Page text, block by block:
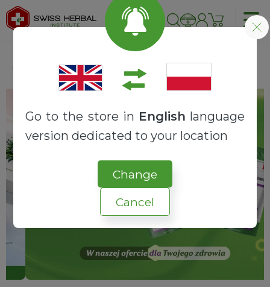
Go to the store in English language
version dedicated to your location
Change
Cancel
Strona główna Zdrowotne Wątroba